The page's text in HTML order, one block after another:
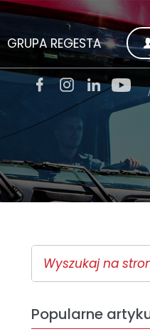
GRUPA REGESTA
REGESTA S.A.
QUALITY TRANS
SOLAR-R
RWS REGESTA WORK
Popularne